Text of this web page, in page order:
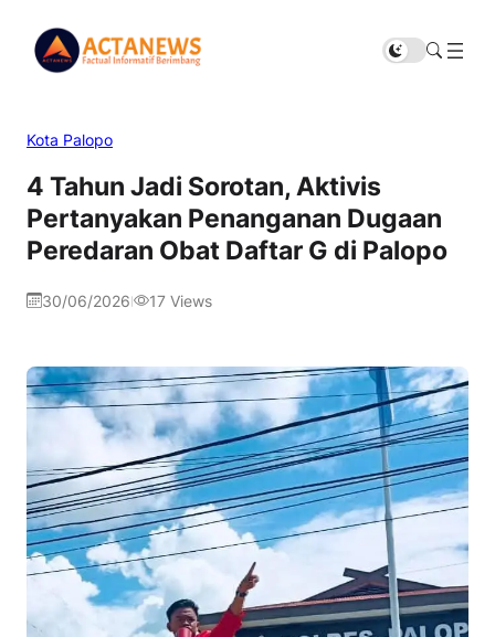
Kota Palopo
4 Tahun Jadi Sorotan, Aktivis
Pertanyakan Penanganan Dugaan
Peredaran Obat Daftar G di Palopo
30/06/2026 17 Views